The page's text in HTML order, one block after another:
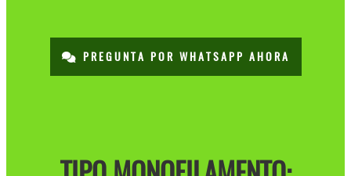
PREGUNTA POR WHATSAPP AHORA